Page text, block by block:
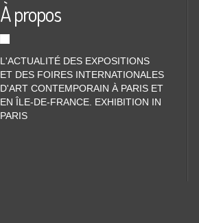
À propos
L'ACTUALITÉ DES EXPOSITIONS
ET DES FOIRES INTERNATIONALES
D'ART CONTEMPORAIN À PARIS ET
EN ÎLE-DE-FRANCE. EXHIBITION IN
PARIS